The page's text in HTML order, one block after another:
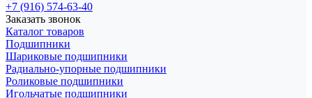
+7 (916) 574-63-40
Заказать звонок
Каталог товаров
Подшипники
Шариковые подшипники
Радиально-упорные подшипники
Роликовые подшипники
Игольчатые подшипники